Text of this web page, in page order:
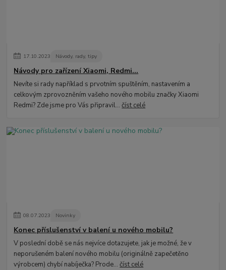
17.10.2023 Návody, rady, tipy
Návody pro zařízení Xiaomi, Redmi...
Nevíte si rady například s prvotním spuštěním, nastavením a
celkovým zprovozněním vašeho nového mobilu značky Xiaomi
Redmi? Zde jsme pro Vás připravil...číst celé
08.07.2023 Novinky
Konec příslušenství v balení u nového mobilu?
V poslední době se nás nejvíce dotazujete, jak je možné, že v
neporušeném balení nového mobilu (originálně zapečetěno
výrobcem) chybí nabíječka? Prode...číst celé